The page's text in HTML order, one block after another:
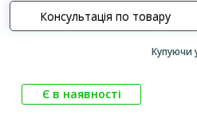
Консультація по товару
Купуючи
Є в наявності